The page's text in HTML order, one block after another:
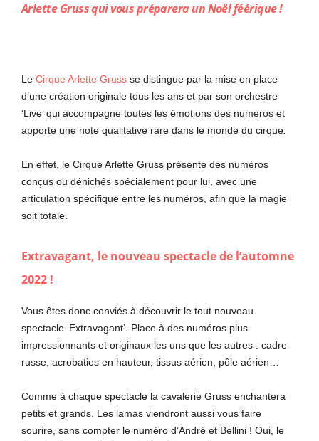
Arlette Gruss qui vous préparera un Noël féérique !
Le Cirque Arlette Gruss se distingue par la mise en place
d’une création originale tous les ans et par son orchestre
‘Live’ qui accompagne toutes les émotions des numéros et
apporte une note qualitative rare dans le monde du cirque
En effet, le Cirque Arlette Gruss présente des numéros
conçus ou dénichés spécialement pour lui, avec une
articulation spécifique entre les numéros, afin que la magie
soit totale.
Extravagant, le nouveau spectacle de l’automne
2022 !
Vous êtes donc conviés à découvrir le tout nouveau
spectacle ‘Extravagant’. Place à des numéros plus
impressionnants et originaux les uns que les autres : cadre
russe, acrobaties en hauteur, tissus aérien, pôle aérien…
Comme à chaque spectacle la cavalerie Gruss enchantera
petits et grands. Les lamas viendront aussi vous faire
sourire, sans compter le numéro d’André et Bellini ! Oui, le